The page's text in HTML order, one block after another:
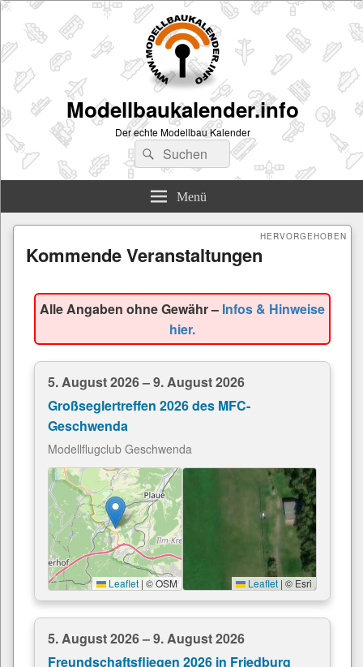
Modellbaukalender.info
Der echte Modellbau Kalender
Suchen
nach:
Suchen
Menü
Kommende Veranstaltungen
HERVORGEHOBEN
Alle Angaben ohne Gewähr – Infos & Hinweise
hier.
5. August 2026 – 9. August 2026
Großseglertreffen 2026 des MFC-
Geschwenda
Modellflugclub Geschwenda
Leaflet | © OSM Leaflet | © Esri
5. August 2026 – 9. August 2026
Freundschaftsfliegen 2026 in Friedburg